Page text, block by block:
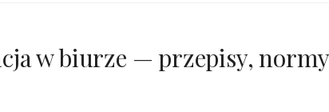
w biurze — przepisy,